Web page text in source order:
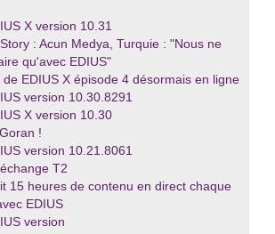
X version 10.31
: Acun Medya, Turquie : "Nous ne
qu'avec EDIUS"
de EDIUS X épisode 4 désormais en ligne
version 10.30.8291
X version 10.30
!
version 10.21.8061
T2
15 heures de contenu en direct chaque
EDIUS
version